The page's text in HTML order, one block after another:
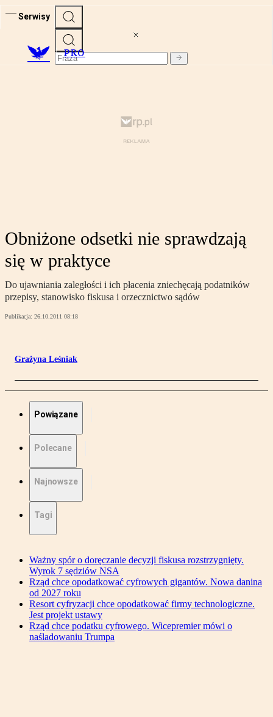
Serwisy
PRO
Obniżone odsetki nie sprawdzają
się w praktyce
Do ujawniania zaległości i ich płacenia zniechęcają podatników
przepisy, stanowisko fiskusa i orzecznictwo sądów
Publikacja: 26.10.2011 08:18
Grażyna Leśniak
Powiązane
Polecane
Najnowsze
Tagi
Ważny spór o doręczanie decyzji fiskusa rozstrzygnięty.
Wyrok 7 sędziów NSA
Rząd chce opodatkować cyfrowych gigantów. Nowa danina
od 2027 roku
Resort cyfryzacji chce opodatkować firmy technologiczne.
Jest projekt ustawy
Rząd chce podatku cyfrowego. Wicepremier mówi o
naśladowaniu Trumpa